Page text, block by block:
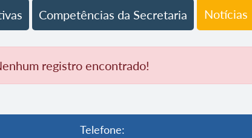
Competências da Secretaria Notícias
registro encontrado!
Telefone: